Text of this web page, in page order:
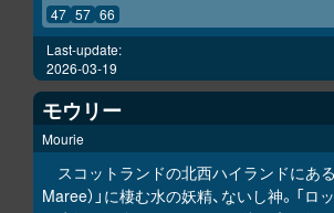
47 57 66
Last-update:
2026-03-19
モウリー
Mourie
スコットランドの北西ハイランドにある
Maree）」に棲む水の妖精、ないし神。「ロ